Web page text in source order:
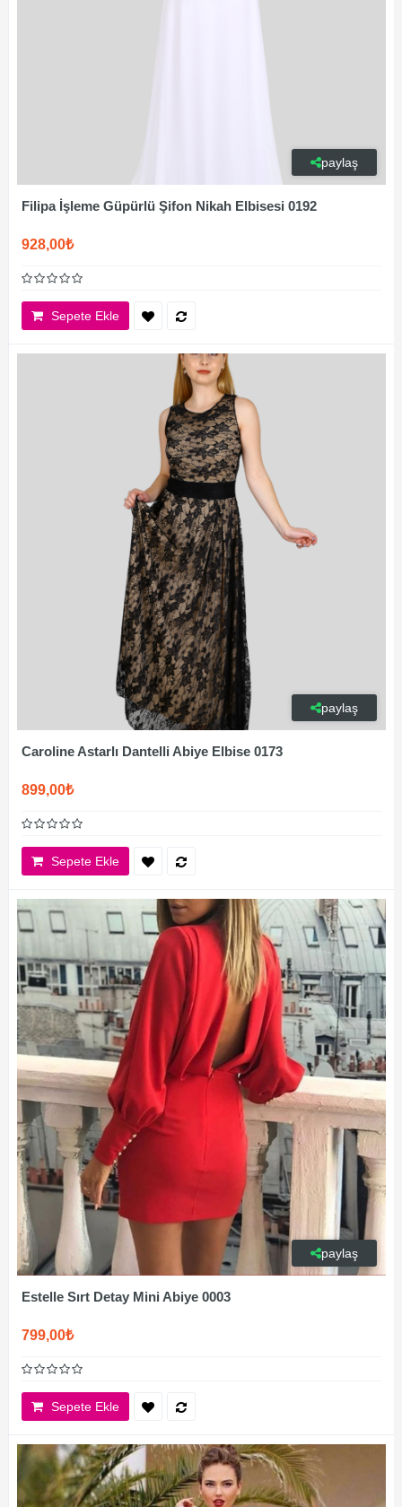
paylaş
Filipa İşleme Güpürlü Şifon Nikah Elbisesi 0192
928,00₺
Sepete Ekle
paylaş
Caroline Astarlı Dantelli Abiye Elbise 0173
899,00₺
Sepete Ekle
paylaş
Estelle Sırt Detay Mini Abiye 0003
799,00₺
Sepete Ekle